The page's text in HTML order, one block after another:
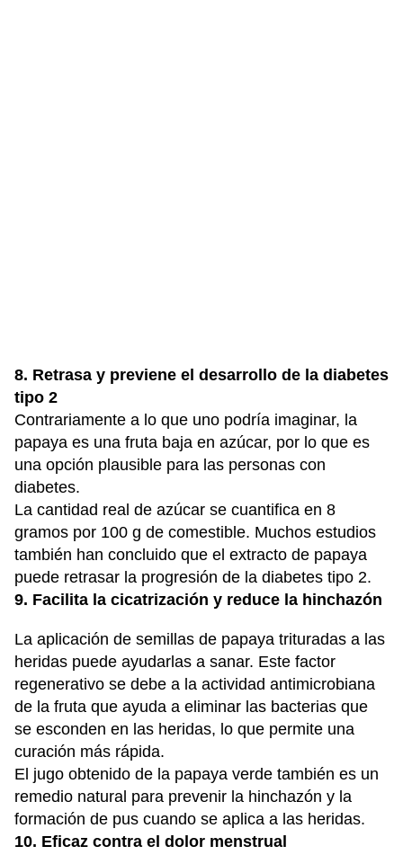
8. Retrasa y previene el desarrollo de la diabetes
tipo 2
Contrariamente a lo que uno podría imaginar, la
papaya es una fruta baja en azúcar, por lo que es
una opción plausible para las personas con
diabetes.
La cantidad real de azúcar se cuantifica en 8
gramos por 100 g de comestible. Muchos estudios
también han concluido que el extracto de papaya
puede retrasar la progresión de la diabetes tipo 2.
9. Facilita la cicatrización y reduce la hinchazón
La aplicación de semillas de papaya trituradas a las
heridas puede ayudarlas a sanar. Este factor
regenerativo se debe a la actividad antimicrobiana
de la fruta que ayuda a eliminar las bacterias que
se esconden en las heridas, lo que permite una
curación más rápida.
El jugo obtenido de la papaya verde también es un
remedio natural para prevenir la hinchazón y la
formación de pus cuando se aplica a las heridas.
10. Eficaz contra el dolor menstrual